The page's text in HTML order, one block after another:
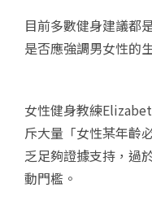
目前多數健身建議都
是否應強調男女性的
女性健身教練
斥大量「女性某年齡
乏足夠證據支持，過
動門檻。